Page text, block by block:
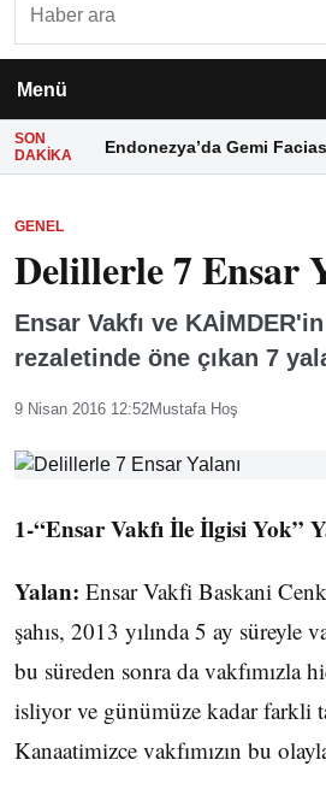
Menü
SON
DAKIKA
Endonezya’da Gemi
GENEL
Delillerle 7 Ensar
Ensar Vakfı ve
rezaletinde öne çıkan 7
9 Nisan 2016 12:52Mustafa Hoş
1-“Ensar Vakfı İle İlgisi Yok”
Yalan: Ensar Vakfi Baskani
şahıs, 2013 yılında 5 ay
bu süreden sonra da vakfımızla
isliyor ve günümüze kadar farkli
Kanaatimizce vakfımızın bu